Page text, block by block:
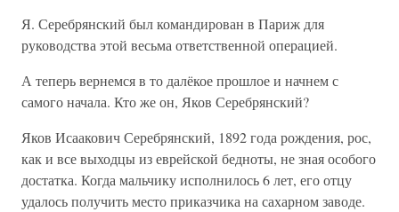
Я. Серебрянский был командирован в Париж для
руководства этой весьма ответственной операцией.
А теперь вернемся в то далёкое прошлое и начнем с
самого начала. Кто же он, Яков Серебрянский?
Яков Исаакович Серебрянский, 1892 года рождения, рос,
как и все выходцы из еврейской бедноты, не зная особого
достатка. Когда мальчику исполнилось 6 лет, его отцу
удалось получить место приказчика на сахарном заводе.